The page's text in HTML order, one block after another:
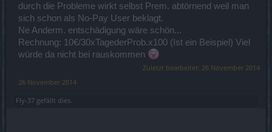
durch die Probleme wirkt selbst Prem. abtörnend weil man
sich schon als No-Pay User beklagt.
Ne Anderm. entschädigung wäre schön...
Rechnung: 10€/30xTagederProb.x100 (Ist ein Beispiel) Viel
würde da nicht bei rauskommen
Zuletzt bearbeitet: 26 November 2014
26 November 2014
Fly-37 gefällt dies.